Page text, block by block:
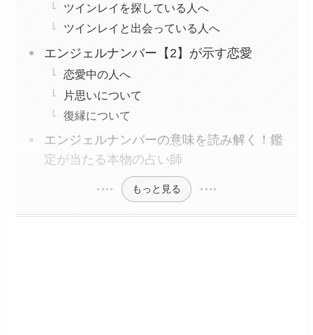
ツインレイを探している人へ
ツインレイと出会っている人へ
エンジェルナンバー【2】が示す恋愛
恋愛中の人へ
片思いについて
復縁について
エンジェルナンバーの意味を読み解く！鑑
定が当たる本物の占い師
もっと見る